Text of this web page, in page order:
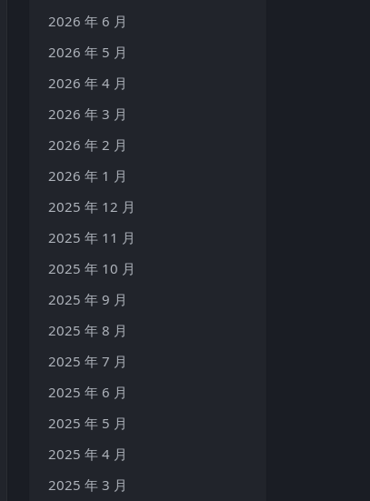
2026 年 6 月
2026 年 5 月
2026 年 4 月
2026 年 3 月
2026 年 2 月
2026 年 1 月
2025 年 12 月
2025 年 11 月
2025 年 10 月
2025 年 9 月
2025 年 8 月
2025 年 7 月
2025 年 6 月
2025 年 5 月
2025 年 4 月
2025 年 3 月